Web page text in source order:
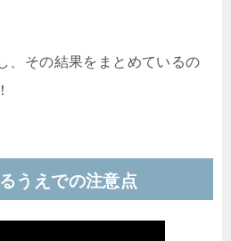
、その結果をまとめているの
うえでの注意点